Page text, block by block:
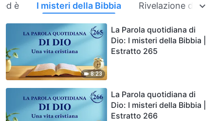
è I misteri della Bibbia Rivelazione delle
8:23
La Parola quotidiana di
Dio: I misteri della Bibbia |
Estratto 265
La Parola quotidiana di
Dio: I misteri della Bibbia |
Estratto 266